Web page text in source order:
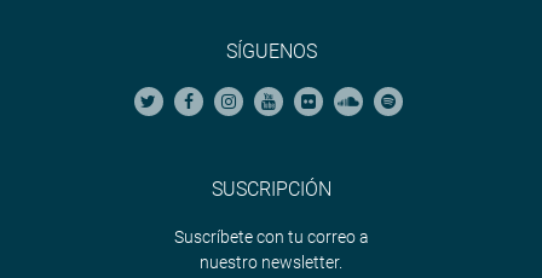
SÍGUENOS
SUSCRIPCIÓN
Suscríbete con tu correo a
nuestro newsletter.